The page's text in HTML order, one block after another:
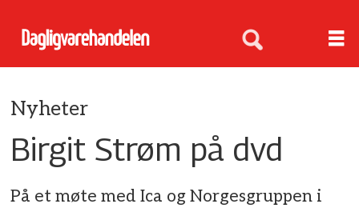
Nyheter
Birgit Strøm på dvd
På et møte med Ica og Norgesgruppen i